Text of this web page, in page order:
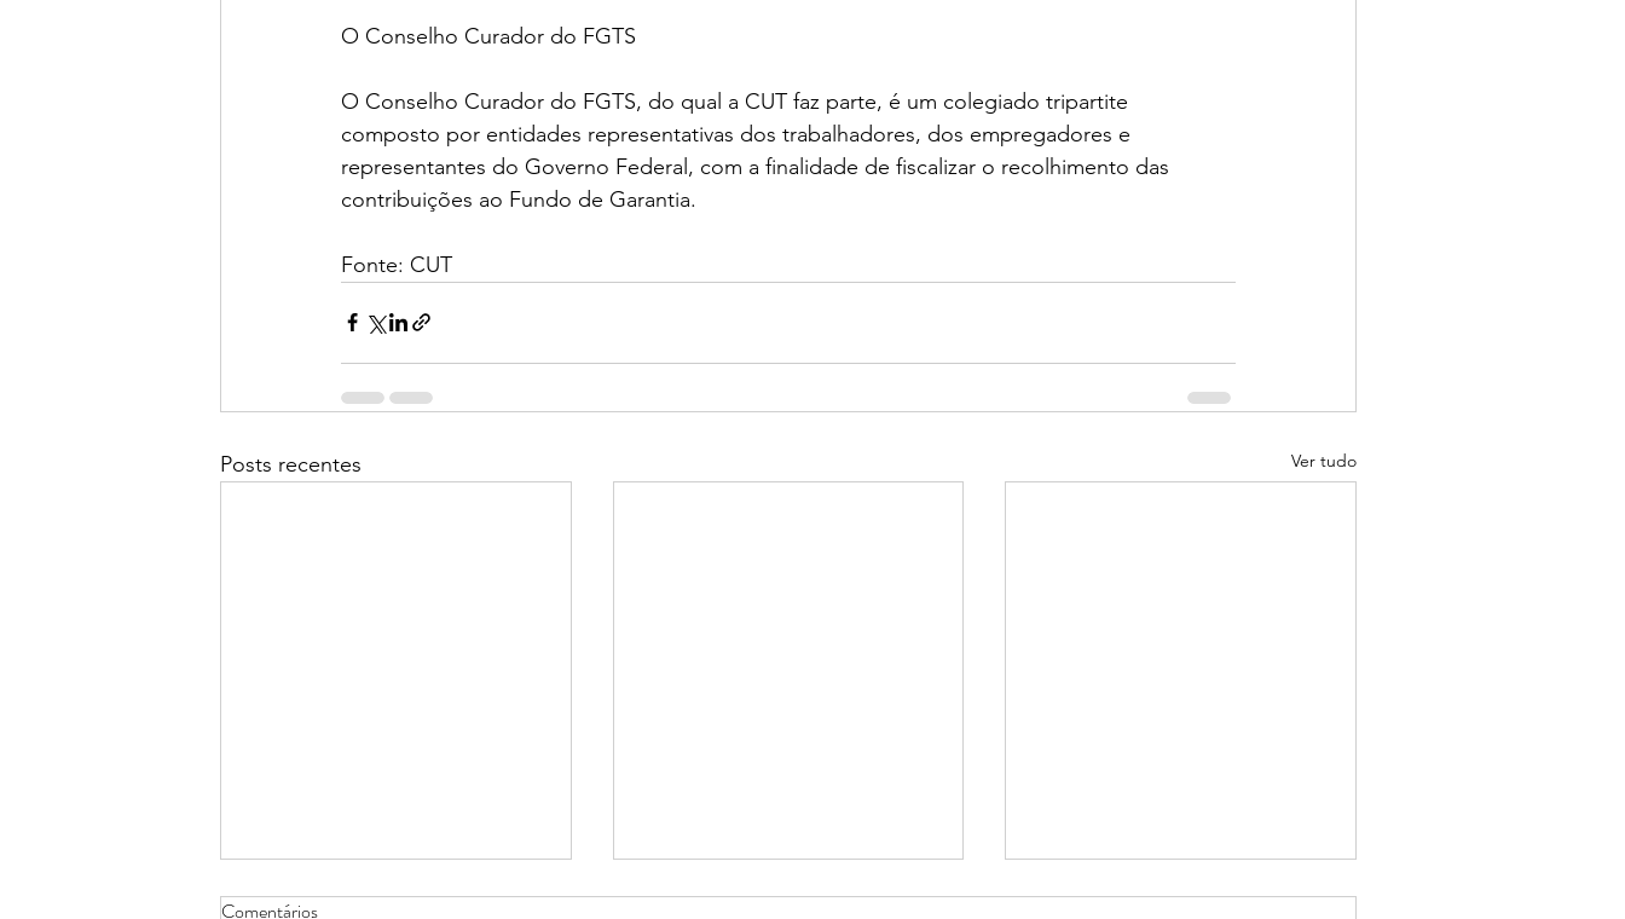
O Conselho Curador do FGTS
O Conselho Curador do FGTS, do qual a CUT faz parte, é um colegiado tripartite
composto por entidades representativas dos trabalhadores, dos empregadores e
representantes do Governo Federal, com a finalidade de fiscalizar o recolhimento das
contribuições ao Fundo de Garantia.
Fonte: CUT
Posts recentes Ver tudo
Comentários